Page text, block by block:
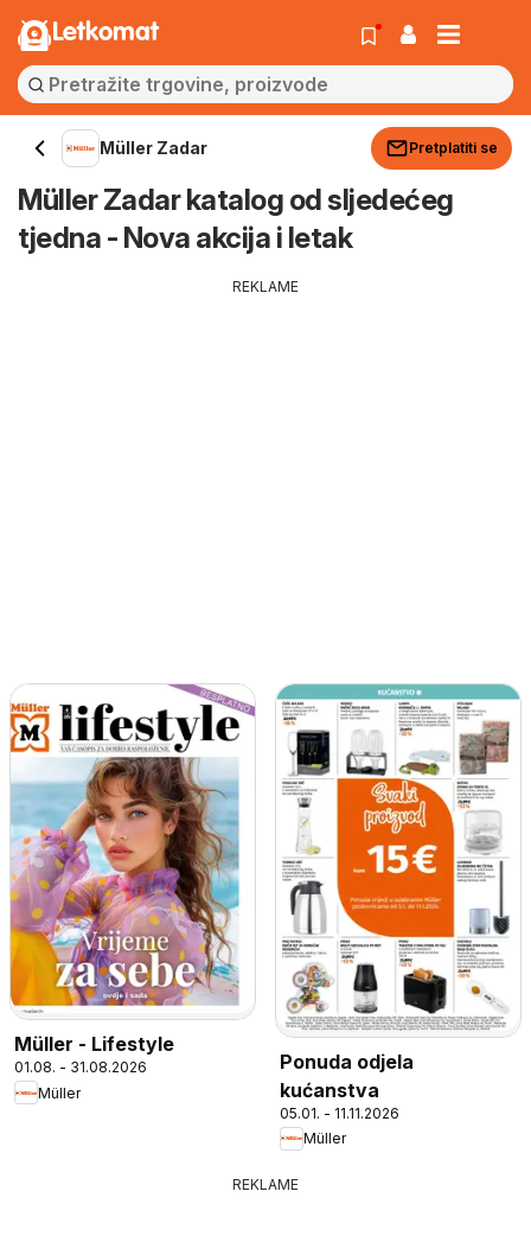
Letkomat
Müller Zadar Pretplatiti se
Müller Zadar katalog od sljedećeg
tjedna - Nova akcija i letak
REKLAME
Müller - Lifestyle
01.08. - 31.08.2026
Müller
Ponuda odjela
kućanstva
05.01. - 11.11.2026
Müller
REKLAME